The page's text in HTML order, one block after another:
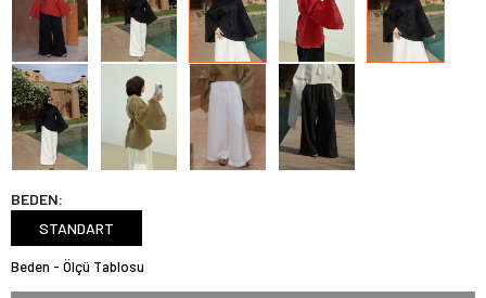
BEDEN:
STANDART
Beden - Ölçü Tablosu